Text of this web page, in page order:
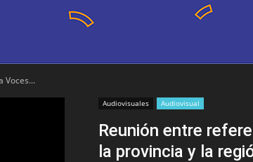
Voces...
Audiovisuales Audiovisual
Reunión entre
la provincia y la